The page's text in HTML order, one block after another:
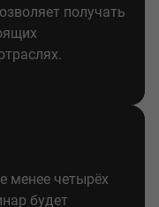
получать
менее четырёх
будет